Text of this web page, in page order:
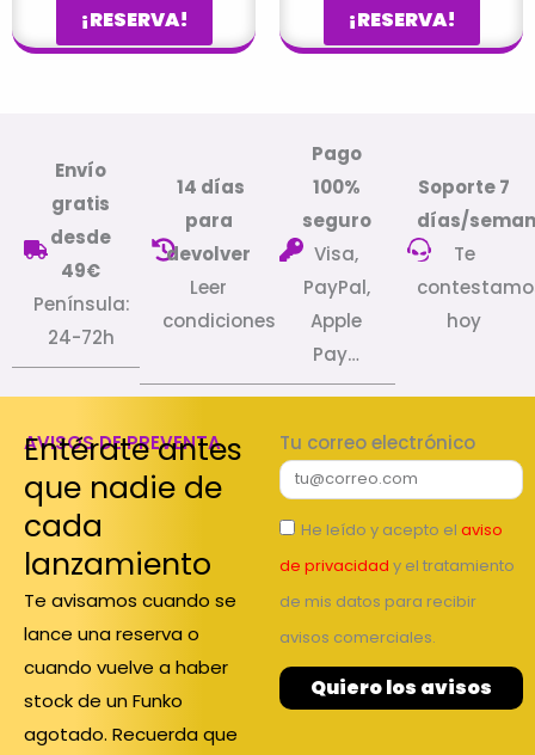
¡RESERVA! ¡RESERVA!
Envío
gratis
desde
49€
Península:
24-72h
14 días
para
devolver
Leer
condiciones
Pago
100%
seguro
Visa,
PayPal,
Apple
Pay…
Soporte 7
días/
Te
hoy
AVISOS DE PREVENTA
Entérate antes
que nadie de
cada
lanzamiento
Te avisamos cuando se
lance una reserva o
cuando vuelve a haber
stock de un Funko
agotado. Recuerda que
Tu correo electrónico
He leído y acepto el aviso
de privacidad y el tratamiento
de mis datos para recibir
avisos comerciales.
Quiero los avisos